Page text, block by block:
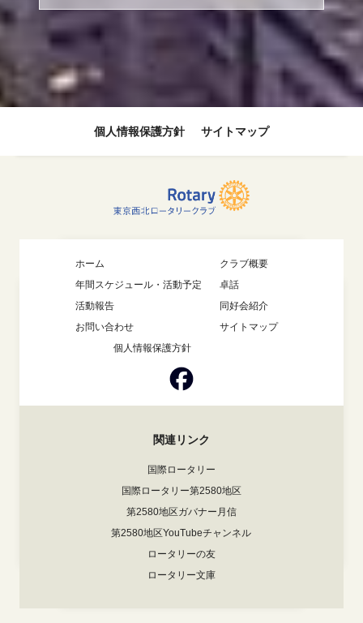
個人情報保護方針 サイトマップ
ホーム
クラブ概要
年間スケジュール・活動予定
卓話
活動報告
同好会紹介
お問い合わせ
サイトマップ
個人情報保護方針
関連リンク
国際ロータリー
国際ロータリー第2580地区
第2580地区ガバナー月信
第2580地区YouTubeチャンネル
ロータリーの友
ロータリー文庫